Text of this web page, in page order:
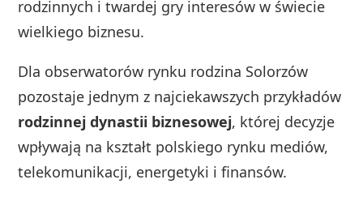
rodzinnych i twardej gry interesów w świecie
wielkiego biznesu.
Dla obserwatorów rynku rodzina Solorzów
pozostaje jednym z najciekawszych przykładów
rodzinnej dynastii biznesowej, której decyzje
wpływają na kształt polskiego rynku mediów,
telekomunikacji, energetyki i finansów.